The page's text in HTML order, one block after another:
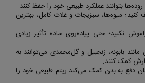
بتوانند عملکرد طبیعی خود را حفظ کنند.
میوه‌ها، سبزیجات و غلات کامل، بهترین
نکنید؛ حتی پیاده‌روی ساده تأثیر زیادی
بابونه، زنجبیل و گل‌محمدی می‌توانند به
کمک کنند.
دفع به بدن کمک می‌کند ریتم طبیعی خود را